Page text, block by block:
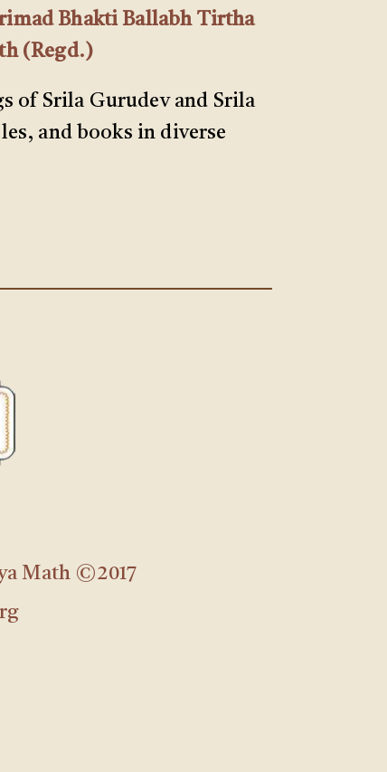
Bhakti Ballabh Tirtha
(Regd.)
of Srila Gurudev and Srila
and books in diverse
Math ©2017